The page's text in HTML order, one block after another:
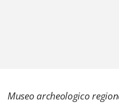
Museo archeologico